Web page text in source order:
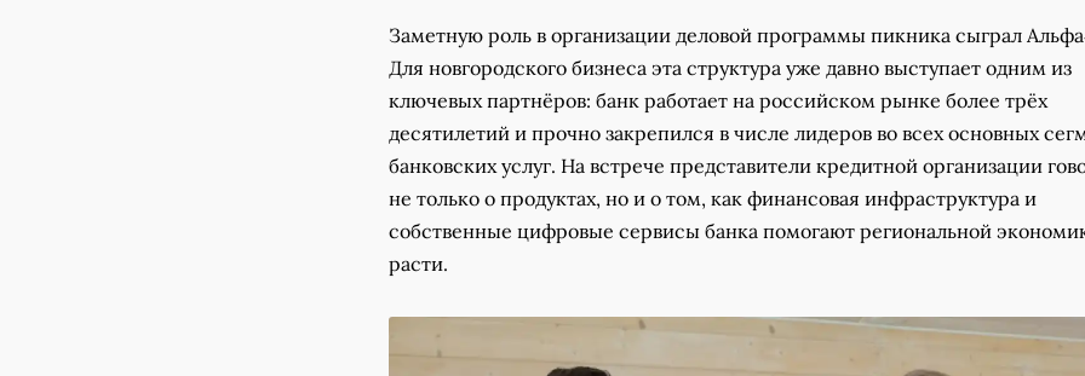
Заметную роль в организации деловой программы пикника сыграл
Для новгородского бизнеса эта структура уже давно выступает одним из
ключевых партнёров: банк работает на российском рынке более трёх
десятилетий и прочно закрепился в числе лидеров во всех основных
банковских услуг. На встрече представители кредитной организации
не только о продуктах, но и о том, как финансовая инфраструктура и
собственные цифровые сервисы банка помогают региональной
расти.